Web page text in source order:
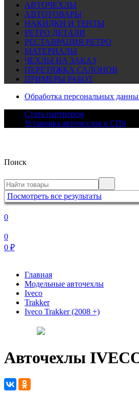
АВТОЧЕХЛЫ
АВТОТОВАРЫ
НАКИДКИ И ТЕНТЫ
РЕТРО ДЕТАЛИ
РЕСТАВРАЦИЯ РЕТРО
МАТЕРИАЛЫ
ЧЕХЛЫ НА ЗАКАЗ
ПЕРЕТЯЖКА САЛОНОВ
ПРИМЕРЫ РАБОТ
Обработка персональных
Стать партнером
Установка авточехлов в СПб
Поиск
Посмотреть все результаты
0
0
0 ₽
Главная
Модельные авточехлы
Iveco
Trakker
Iveco Trakker (2008 +)
Авточехлы